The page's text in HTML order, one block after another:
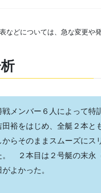
などについては、急な変更や
戦メンバー６人によって
田裕をはじめ、全艇２本
らそのままスムーズに
２本目は２号艇の末永
よかった。